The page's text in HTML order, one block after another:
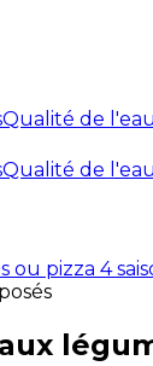
Qualité de l'eau
Qualité de l'eau
ou pizza 4